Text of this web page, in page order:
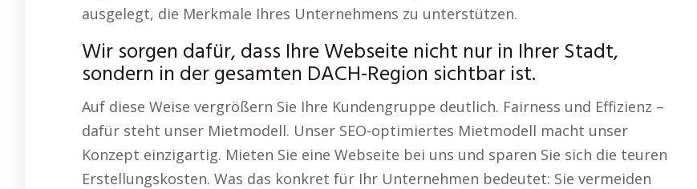
ausgelegt, die Merkmale Ihres Unternehmens zu unterstützen.
Wir sorgen dafür, dass Ihre Webseite nicht nur in Ihrer Stadt,
sondern in der gesamten DACH-Region sichtbar ist.
Auf diese Weise vergrößern Sie Ihre Kundengruppe deutlich. Fairness und Effizienz –
dafür steht unser Mietmodell. Unser SEO-optimiertes Mietmodell macht unser
Konzept einzigartig. Mieten Sie eine Webseite bei uns und sparen Sie sich die teuren
Erstellungskosten. Was das konkret für Ihr Unternehmen bedeutet: Sie vermeiden